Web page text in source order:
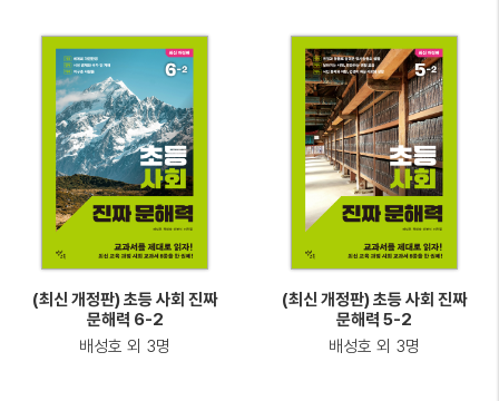
(최신 개정판) 초등 사회 진짜
문해력 6-2
배성호 외 3명
(최신 개정판) 초등 사회 진짜
문해력 5-2
배성호 외 3명